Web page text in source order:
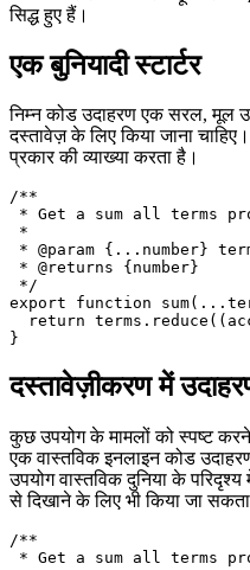
इसलिए मैंने JSDoc-टिप्पणियों के
(अपूर्ण) सूची बनाने का विचार
अधिक बार उपयोग करता हूं और जो
सिद्ध हुए हैं।
एक बुनियादी स्टार्टर
निम्न कोड उदाहरण एक सरल, मूल
दस्तावेज़ के लिए किया जाना
प्रकार की व्याख्या करता है।
/**
* Get a sum all terms
*
* @param {...number}
* @returns {number}
*/
return
दस्तावेज़ीकरण में
कुछ उपयोग के मामलों को स्पष्ट
एक वास्तविक इनलाइन कोड
उपयोग वास्तविक दुनिया के परिदृश्य
से दिखाने के लिए भी किया जा